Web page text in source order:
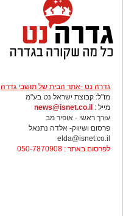
גדרה נט -אתר הבית של תושבי גדרה
מו"ל: קבוצת ישראל נט בע"מ
מייל : news@isnet.co.il
עורך ראשי - אופיר מב
פרסום ושיווק- אלדה נתנאל
elda@isnet.co.il
לפרסום באתר : 050-7870908